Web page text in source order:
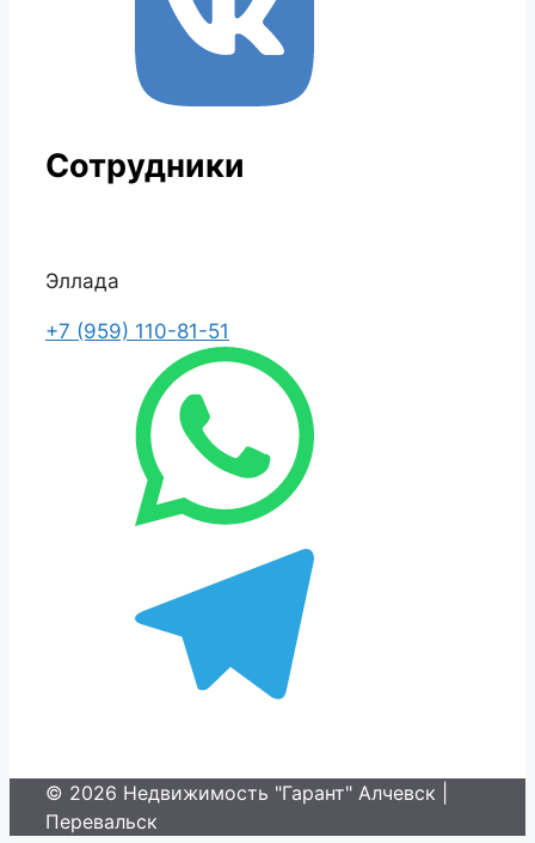
Сотрудники
Эллада
+7 (959) 110-81-51
© 2026 Недвижимость "Гарант" Алчевск |
Перевальск